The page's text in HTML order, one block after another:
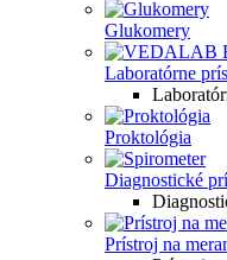
Glukomery
Laboratórne
Proktológia
Diagnostické
Prístroj na